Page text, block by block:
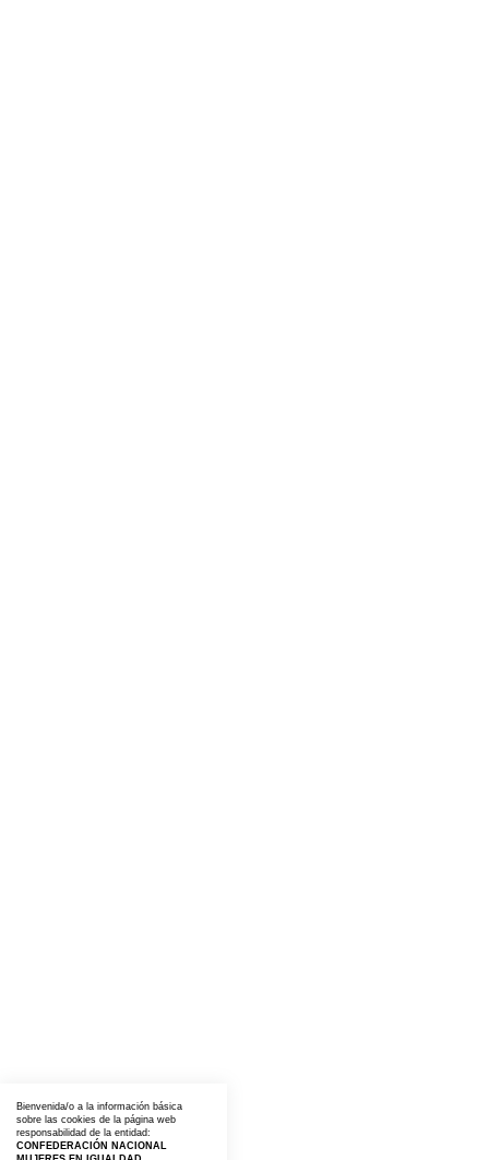
Bienvenida/o a la información básica
sobre las cookies de la página web
responsabilidad de la entidad:
CONFEDERACIÓN NACIONAL